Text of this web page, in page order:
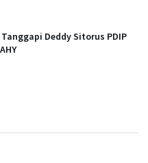
Deddy Sitorus PDIP